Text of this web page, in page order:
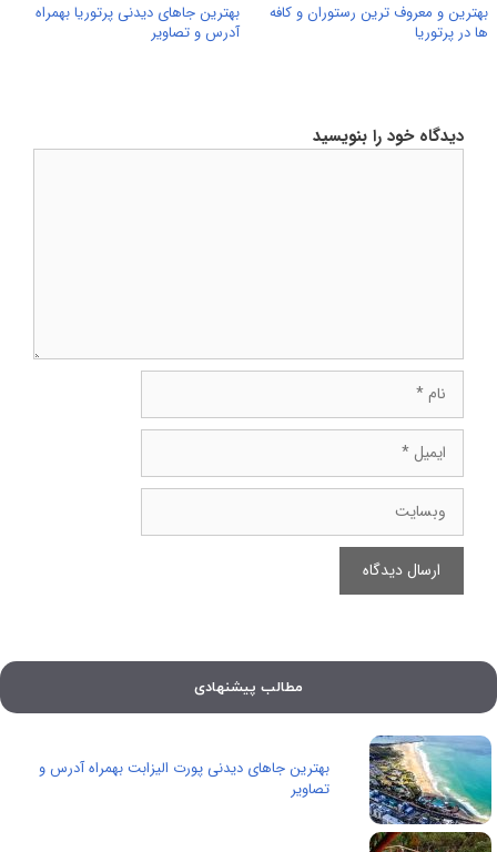
بهترین و معروف ترین رستوران و کافه
ها در پرتوریا
بهترین جاهای دیدنی پرتوریا بهمراه
آدرس و تصاویر
دیدگاه خود را بنویسید
ایمیل
وبسایت
مطالب پیشنهادی
بهترین جاهای دیدنی پورت الیزابت بهمراه آدرس و
تصاویر